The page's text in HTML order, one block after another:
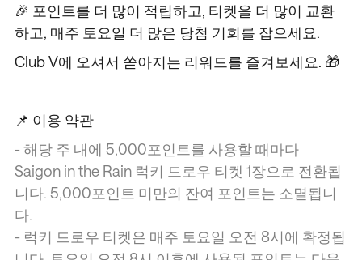
🎉 포인트를 더 많이 적립하고, 티켓을 더 많이 교환
하고, 매주 토요일 더 많은 당첨 기회를 잡으세요.
Club V에 오셔서 쏟아지는 리워드를 즐겨보세요. 🎁
📌 이용 약관
- 해당 주 내에 5,000포인트를 사용할 때마다
Saigon in the Rain 럭키 드로우 티켓 1장으로 전환됩
니다. 5,000포인트 미만의 잔여 포인트는 소멸됩니
다.
- 럭키 드로우 티켓은 매주 토요일 오전 8시에 확정됩